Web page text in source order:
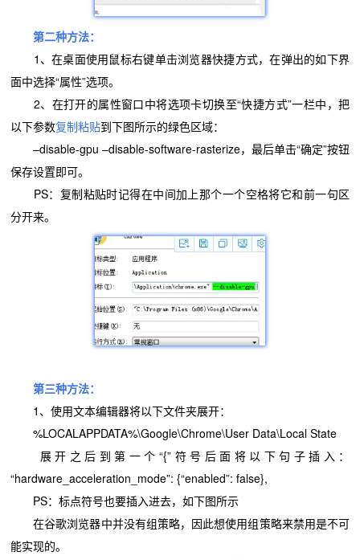
第二种方法：
1、在桌面使用鼠标右键单击浏览器快捷方式，在弹出的如下界
面中选择“属性”选项。
2、在打开的属性窗口中将选项卡切换至“快捷方式”一栏中，把
以下参数复制粘贴到下图所示的绿色区域：
–disable-gpu –disable-software-rasterize，最后单击“确定”按钮
保存设置即可。
PS：复制粘贴时记得在中间加上那个一个空格将它和前一句区
分开来。
第三种方法：
1、使用文本编辑器将以下文件夹展开：
%LOCALAPPDATA%\Google\Chrome\User Data\Local State
展开之后到第一个“{”符号后面将以下句子插入：
“hardware_acceleration_mode”: {“enabled”: false},
PS：标点符号也要插入进去，如下图所示
在谷歌浏览器中并没有组策略，因此想使用组策略来禁用是不可
能实现的。